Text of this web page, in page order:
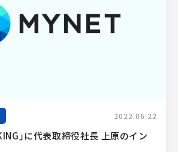
2022.06.22
」に代表取締役社長 上原のイン